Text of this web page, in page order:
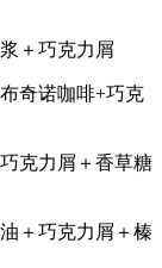
＋巧克力屑
奇诺咖啡+巧克
克力屑＋香草糖
＋巧克力屑＋榛